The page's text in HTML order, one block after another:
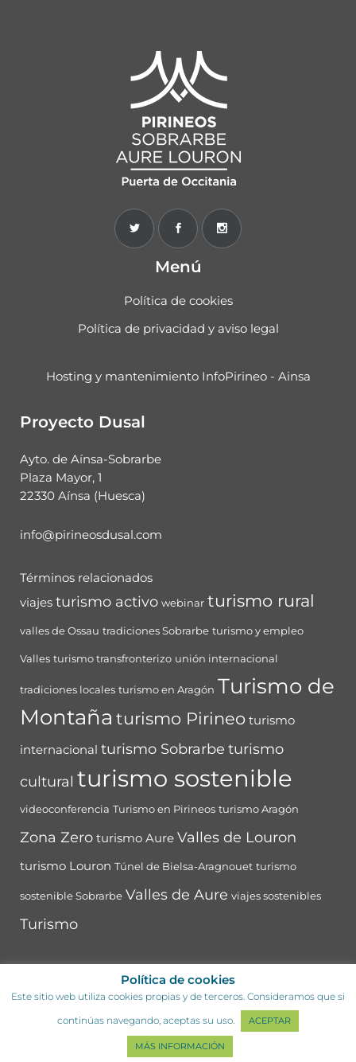
Menú
Política de cookies
Política de privacidad y aviso legal
Hosting y mantenimiento InfoPirineo - Ainsa
Proyecto Dusal
Ayto. de Aínsa-Sobrarbe
Plaza Mayor, 1
22330 Aínsa (Huesca)
info@pirineosdusal.com
Términos relacionados
viajes turismo activo webinar turismo rural
valles de Ossau tradiciones Sobrarbe turismo y empleo
Valles turismo transfronterizo unión internacional
tradiciones locales turismo en Aragón Turismo de
Montaña turismo Pirineo turismo
internacional turismo Sobrarbe turismo
cultural turismo sostenible
videoconferencia Turismo en Pirineos turismo Aragón
Zona Zero turismo Aure Valles de Louron
turismo Louron Túnel de Bielsa-Aragnouet turismo
sostenible Sobrarbe Valles de Aure viajes sostenibles
Turismo
Política de cookies
Este sitio web utiliza cookies propias y de terceros. Consideramos que si
continúas navegando, aceptas su uso.
ACEPTAR
MÁS INFORMACIÓN